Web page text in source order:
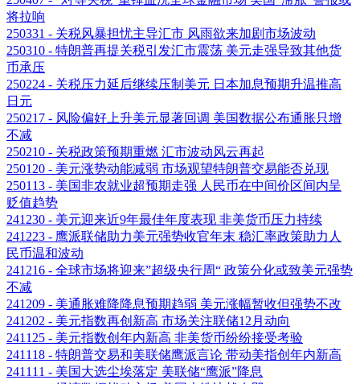
将拉响
250331 - 关税风暴担忧主导汇市 风雨欲来加剧市场波动
250310 - 特朗普再提关税引发汇市震荡 美元走强导致其他货
币承压
250224 - 关税压力延后继续压制美元 日本加息预期升温推高
日元
250217 - 风险偏好上升美元显著回调 美国数据公布通胀只增
不减
250210 - 关税政策预期重燃 汇市波动风云再起
250120 - 美元涨势动能减弱 市场观望特朗普交易能否兑现
250113 - 美国非农就业超预期走强 人民币在中间价区间内呈
贬值趋势
241230 - 美元迎来近9年最佳年度表现 非美货币压力持续
241223 - 鹰派联储助力美元强势收官年末 稳汇率政策助力人
民币温和波动
241216 - 全球市场将迎来”超级央行周“ 政策分化或致美元强势
不减
241209 - 美通胀难降降息预期趋弱 美元涨幅暂收但强势不改
241202 - 美元指数再创新高 市场关注联储12月动向
241125 - 美元指数创年内新高 非美货币纷纷接受考验
241118 - 特朗普交易和美联储鹰派言论 带动美指创年内新高
241111 - 美国大选尘埃落定 美联储“鹰派”降息